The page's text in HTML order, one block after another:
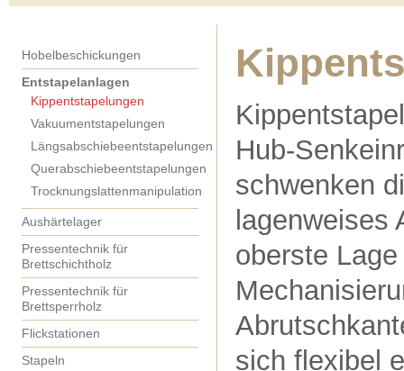
Hobelbeschickungen
Entstapelanlagen
Kippentstapelungen
Vakuumentstapelungen
Längsabschiebeentstapelungen
Querabschiebeentstapelungen
Trocknungslattenmanipulation
Aushärtelager
Pressentechnik für
Brettschichtholz
Pressentechnik für
Brettsperrholz
Flickstationen
Stapeln
Hub-
schwenken
lagenweises
oberste
sich flexibel